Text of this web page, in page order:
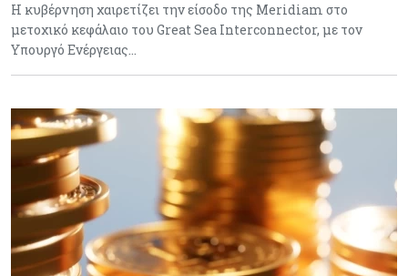
Η κυβέρνηση χαιρετίζει την είσοδο της Meridiam στο
μετοχικό κεφάλαιο του Great Sea Interconnector, με τον
Υπουργό Ενέργειας…